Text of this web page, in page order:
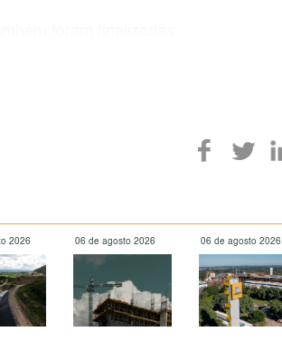
2026 06 de agosto 2026 06 de agosto 2026